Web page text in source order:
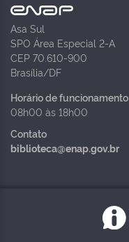
Asa Sul
SPO Área Especial 2-A
CEP 70.610-900
Brasília/DF
Horário de funcionamento
08h00 às 18h00
Contato
biblioteca@enap.gov.br